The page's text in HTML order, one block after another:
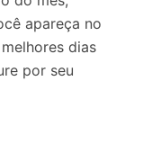
apareça no
dias
por seu